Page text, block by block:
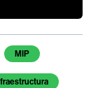
MIP